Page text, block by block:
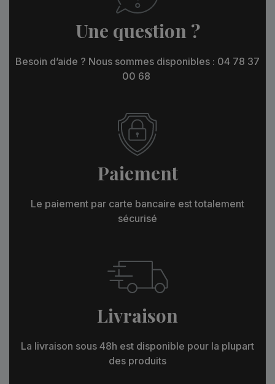
Une question ?
Besoin d’aide ? Nous sommes disponibles : 04 78 37
00 68
Paiement
Le paiement par carte bancaire est totalement
sécurisé
Livraison
La livraison sous 48h est disponible pour la plupart
des produits